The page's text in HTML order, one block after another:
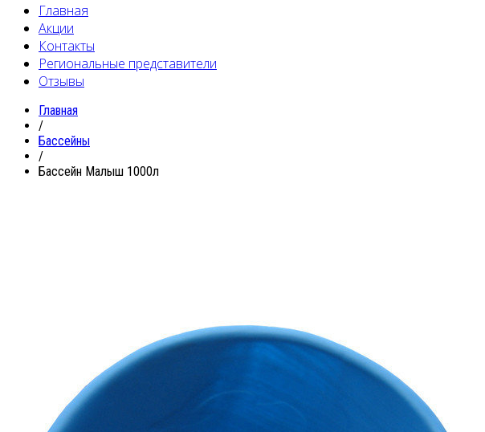
Главная
Акции
Контакты
Региональные представители
Отзывы
Главная
/
Бассейны
/
Бассейн Малыш 1000л